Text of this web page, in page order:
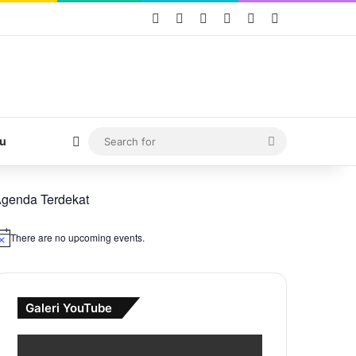
Facebook YouTubeInstagram
TikTok
Switch skin
Search
for
Terdekat
There are no upcoming events.
Galeri YouTube